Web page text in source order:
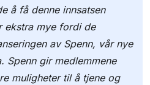
å få denne innsatsen
ekstra mye fordi de
av Spenn, vår nye
Spenn gir medlemmene
muligheter til å tjene og